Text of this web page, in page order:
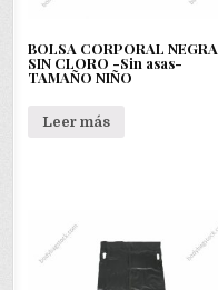
BOLSA CORPORAL NEGRA
SIN CLORO -Sin asas-
TAMAÑO NIÑO
Leer más